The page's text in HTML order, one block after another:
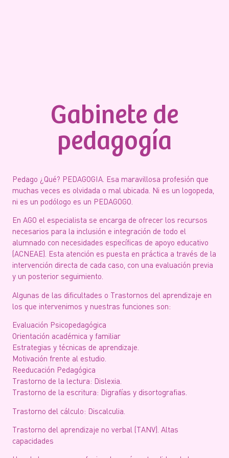
Gabinete de
pedagogía
Pedago ¿Qué? PEDAGOGIA. Esa maravillosa profesión que
muchas veces es olvidada o mal ubicada. Ni es un logopeda,
ni es un podólogo es un PEDAGOGO.
En AGO el especialista se encarga de ofrecer los recursos
necesarios para la inclusión e integración de todo el
alumnado con necesidades específicas de apoyo educativo
(ACNEAE). Esta atención es puesta en práctica a través de la
intervención directa de cada caso, con una evaluación previa
y un posterior seguimiento.
Algunas de las dificultades o Trastornos del aprendizaje en
los que intervenimos y nuestras funciones son:
Evaluación Psicopedagógica
Orientación académica y familiar
Estrategias y técnicas de aprendizaje.
Motivación frente al estudio.
Reeducación Pedagógica
Trastorno de la lectura: Dislexia.
Trastorno de la escritura: Digrafías y disortografias.
Trastorno del cálculo: Discalculia.
Trastorno del aprendizaje no verbal (TANV). Altas
capacidades